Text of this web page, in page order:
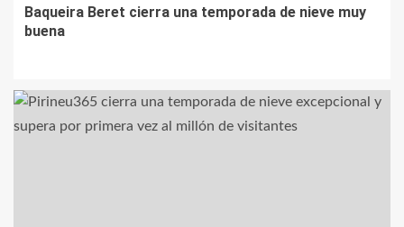
Baqueira Beret cierra una temporada de nieve muy
buena